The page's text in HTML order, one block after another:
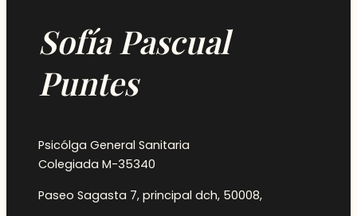
Sofía Pascual
Puntes
Psicólga General Sanitaria
Colegiada M-35340
Paseo Sagasta 7, principal dch, 50008,